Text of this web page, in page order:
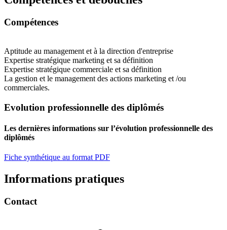
Compétences
Aptitude au management et à la direction d'entreprise
Expertise stratégique marketing et sa définition
Expertise stratégique commerciale et sa définition
La gestion et le management des actions marketing et /ou
commerciales.
Evolution professionnelle des diplômés
Les dernières informations sur l’évolution professionnelle des
diplômés
Fiche synthétique au format PDF
Informations pratiques
Contact